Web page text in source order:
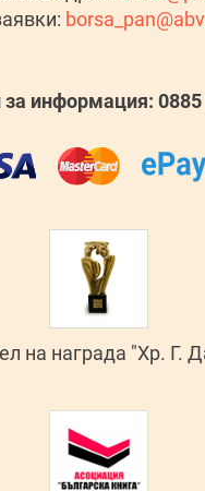
информация: 0885
на награда "Хр. Г.